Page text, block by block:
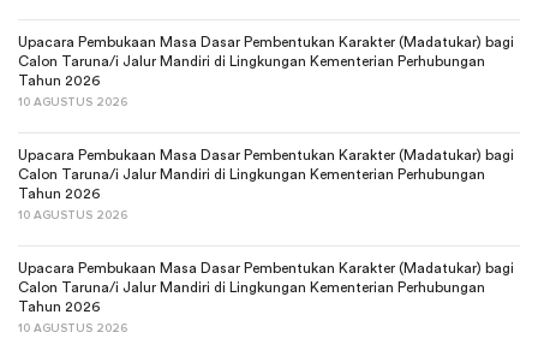
Upacara Pembukaan Masa Dasar Pembentukan Karakter (Madatukar) bagi
Calon Taruna/i Jalur Mandiri di Lingkungan Kementerian Perhubungan
Tahun 2026
10 AGUSTUS 2026
Upacara Pembukaan Masa Dasar Pembentukan Karakter (Madatukar) bagi
Calon Taruna/i Jalur Mandiri di Lingkungan Kementerian Perhubungan
Tahun 2026
10 AGUSTUS 2026
Upacara Pembukaan Masa Dasar Pembentukan Karakter (Madatukar) bagi
Calon Taruna/i Jalur Mandiri di Lingkungan Kementerian Perhubungan
Tahun 2026
10 AGUSTUS 2026